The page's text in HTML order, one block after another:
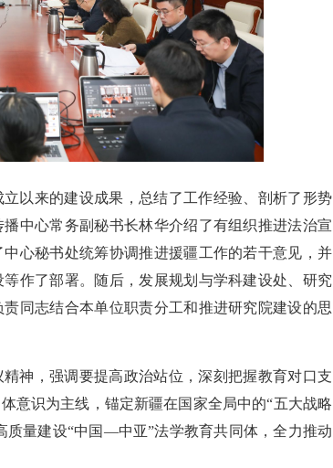
以来的建设成果，总结了工作经验、剖析了形势
中心常务副秘书长林华介绍了有组织推进法治宣
心秘书处统筹协调推进援疆工作的若干意见，并
作了部署。随后，发展规划与学科建设处、研究
同志结合本单位职责分工和推进研究院建设的思
神，强调要提高政治站位，深刻把握教育对口支
意识为主线，锚定新疆在国家全局中的“五大战略
质量建设“中国—中亚”法学教育共同体，全力推动